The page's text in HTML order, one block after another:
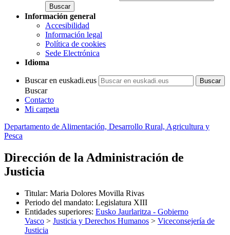
Información general
Accesibilidad
Información legal
Política de cookies
Sede Electrónica
Idioma
Buscar en euskadi.eus
Buscar
Contacto
Mi carpeta
Departamento de Alimentación, Desarrollo Rural, Agricultura y
Pesca
Dirección de la Administración de
Justicia
Titular: Maria Dolores Movilla Rivas
Periodo del mandato: Legislatura XIII
Entidades superiores: Eusko Jaurlaritza - Gobierno
Vasco > Justicia y Derechos Humanos > Viceconsejería de
Justicia